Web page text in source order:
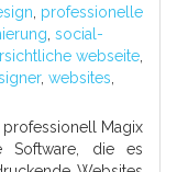
professionelle
social-
webseite
, websites
professionell Magix
Software, die es